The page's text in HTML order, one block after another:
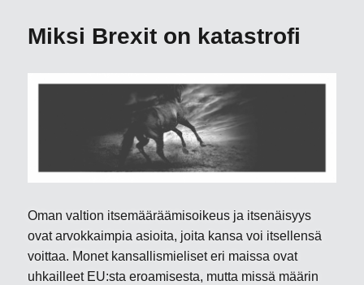
superkevät”
Miksi Brexit on katastrofi
Oman valtion itsemääräämisoikeus ja itsenäisyys
ovat arvokkaimpia asioita, joita kansa voi itsellensä
voittaa. Monet kansallismieliset eri maissa ovat
uhkailleet EU:sta eroamisesta, mutta missä määrin